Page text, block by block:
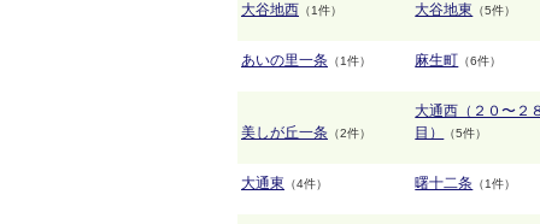
大谷地西 （1件） 大谷地東 （5件）
あいの里一条 （1件） 麻生町 （6件）
美しが丘一条 （2件）
大通西（２０〜２
目）
（5件）
大通東 （4件） 曙十二条 （1件）